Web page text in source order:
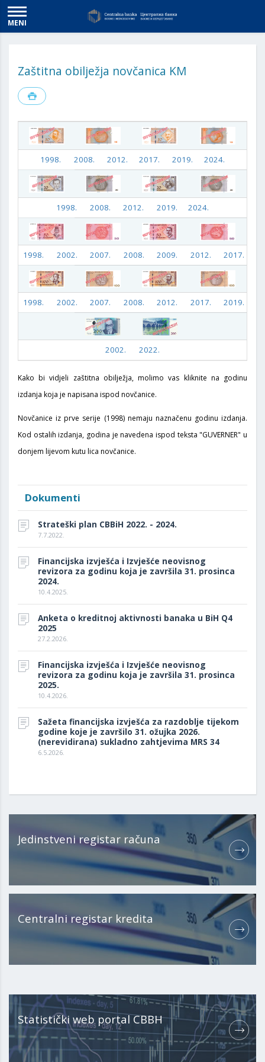
MENI
Zaštitna obilježja novčanica KM
1998. 2008. 2012. 2017. 2019. 2024.
1998. 2008. 2012. 2019. 2024.
1998. 2002. 2007. 2008. 2009. 2012. 2017.
1998. 2002. 2007. 2008. 2012. 2017. 2019.
2002. 2022.
Kako bi vidjeli zaštitnа obilježja, molimo vas kliknite na godinu
izdanja koja je napisana ispod novčanice.
Novčanice iz prve serije (1998) nemaju naznačenu godinu izdanja.
Kod ostalih izdanja, godina je navedena ispod teksta "GUVERNER" u
donjem lijevom kutu lica novčanice.
Dokumenti
Strateški plan CBBiH 2022. - 2024.
7.7.2022.
Financijska izvješća i Izvješće neovisnog
revizora za godinu koja je završila 31. prosinca
2024.
10.4.2025.
Anketa o kreditnoj aktivnosti banaka u BiH Q4
2025
27.2.2026.
Financijska izvješća i Izvješće neovisnog
revizora za godinu koja je završila 31. prosinca
2025.
10.4.2026.
Sažeta financijska izvješća za razdoblje tijekom
godine koje je završilo 31. ožujka 2026.
(nerevidirana) sukladno zahtjevima MRS 34
6.5.2026.
Jedinstveni registar računa
Centralni registar kredita
Statistički web portal CBBH